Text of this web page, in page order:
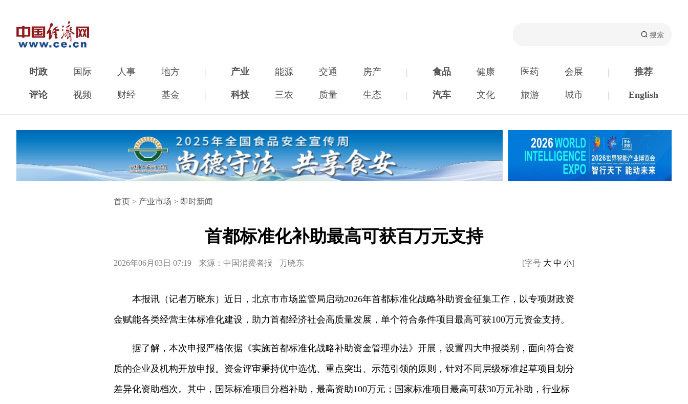
时政 国际 人事 地方 | 产业 能源 交通 房产 | 食品 健康 医药 会展 | 推荐
评论 视频 财经 基金 | 科技 三农 质量 生态 | 汽车 文化 旅游 城市 | English
首页 > 产业市场 > 即时新闻
首都标准化补助最高可获百万元支持
2026年06月03日 07:19 来源：中国消费者报 万晓东 [字号 大 中 小]
本报讯（记者万晓东）近日，北京市市场监管局启动2026年首都标准化战略补助资金征集工作，以专项财政资
金赋能各类经营主体标准化建设，助力首都经济社会高质量发展，单个符合条件项目最高可获100万元资金支持。
据了解，本次申报严格依据《实施首都标准化战略补助资金管理办法》开展，设置四大申报类别，面向符合资
质的企业及机构开放申报。资金评审秉持优中选优、重点突出、示范引领的原则，针对不同层级标准起草项目划分
差异化资助档次。其中，国际标准项目分档补助，最高资助100万元；国家标准项目最高可获30万元补助，行业标